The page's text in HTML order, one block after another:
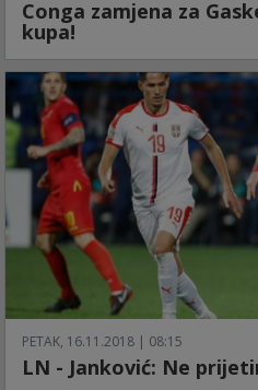
Conga zamjena za
kupa!
PETAK, 16.11.2018 | 08:15
LN - Janković: Ne